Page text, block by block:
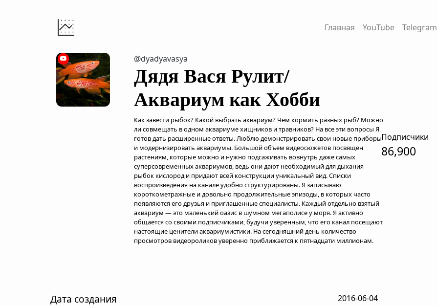
Главная YouTube Telegram
@dyadyavasya
Дядя Вася Рулит/
Аквариум как Хобби
Как завести рыбок? Какой выбрать аквариум? Чем кормить разных рыб? Можно
ли совмещать в одном аквариуме хищников и травников? На все эти вопросы Я
готов дать расширенные ответы. Люблю демонстрировать свои новые приборы
и модернизировать аквариумы. Большой объем видеосюжетов посвящен
растениям, которые можно и нужно подсаживать вовнутрь даже самых
суперсовременных аквариумов, ведь они дают необходимый для дыхания
рыбок кислород и придают всей конструкции уникальный вид. Списки
воспроизведения на канале удобно структурированы. Я записываю
короткометражные и довольно продолжительные эпизоды, в которых часто
появляются его друзья и приглашенные специалисты. Каждый отдельно взятый
аквариум — это маленький оазис в шумном мегаполисе у моря. Я активно
общается со своими подписчиками, будучи уверенным, что его канал посещают
настоящие ценители аквариумистики. На сегодняшний день количество
просмотров видеороликов уверенно приближается к пятнадцати миллионам.
Подписчики
86,900
Дата создания 2016-06-04